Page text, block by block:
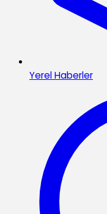
Yerel Haberler